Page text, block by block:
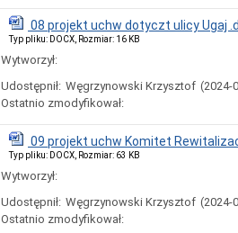
08 projekt uchw dotyczt ulicy Ugaj
Typ pliku: DOCX, Rozmiar: 16 KB
Wytworzył:
Udostępnił: Węgrzynowski Krzysztof (2024-
Ostatnio zmodyfikował:
09 projekt uchw Komitet
Typ pliku: DOCX, Rozmiar: 63 KB
Wytworzył:
Udostępnił: Węgrzynowski Krzysztof (2024-
Ostatnio zmodyfikował: